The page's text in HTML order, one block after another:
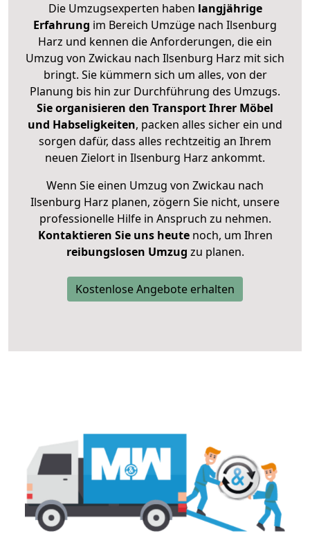
Die Umzugsexperten haben langjährige
Erfahrung im Bereich Umzüge nach Ilsenburg
Harz und kennen die Anforderungen, die ein
Umzug von Zwickau nach Ilsenburg Harz mit sich
bringt. Sie kümmern sich um alles, von der
Planung bis hin zur Durchführung des Umzugs.
Sie organisieren den Transport Ihrer Möbel
und Habseligkeiten, packen alles sicher ein und
sorgen dafür, dass alles rechtzeitig an Ihrem
neuen Zielort in Ilsenburg Harz ankommt.
Wenn Sie einen Umzug von Zwickau nach
Ilsenburg Harz planen, zögern Sie nicht, unsere
professionelle Hilfe in Anspruch zu nehmen.
Kontaktieren Sie uns heutenoch, um Ihren
reibungslosen Umzug zu planen.
Kostenlose Angebote erhalten